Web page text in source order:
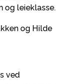
og leieklasse.
og Hilde
ved